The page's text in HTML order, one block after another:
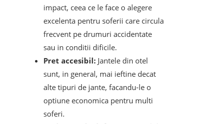
impact, ceea ce le face o alegere
excelenta pentru soferii care circula
frecvent pe drumuri accidentate
sau in conditii dificile.
Pret accesibil: Jantele din otel
sunt, in general, mai ieftine decat
alte tipuri de jante, facandu-le o
optiune economica pentru multi
soferi.